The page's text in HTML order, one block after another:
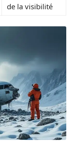
de la visibilité